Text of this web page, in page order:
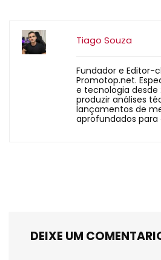
Tiago Souza
Fundador e Editor-
Promotop.net.
e tecnologia desde
produzir análises
lançamentos de
aprofundados para
DEIXE UM